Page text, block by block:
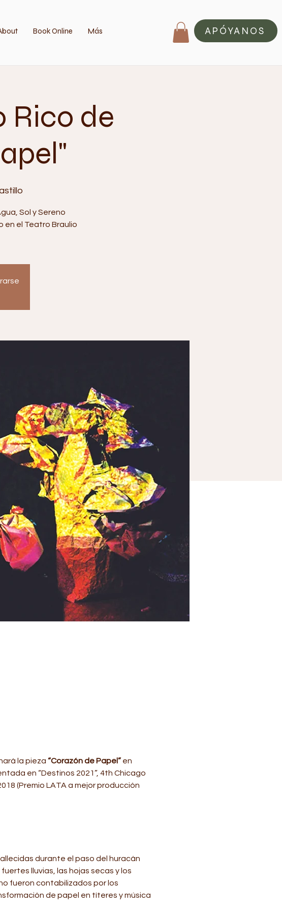
Book Online Más APÓYANOS
Rico de
Sol y Sereno
en el Teatro Braulio
la pieza “Corazón de Papel” en
en “Destinos 2021”, 4th Chicago
(Premio LATA a mejor producción
durante el paso del huracán
lluvias, las hojas secas y los
fueron contabilizados por los
de papel en títeres y música